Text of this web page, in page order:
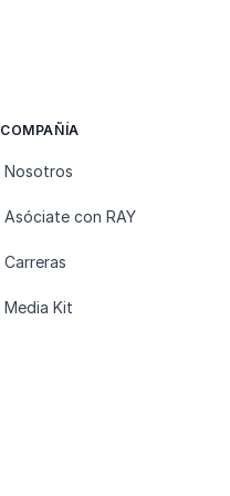
COMPAÑÍA
Nosotros
Asóciate con RAY
Carreras
Media Kit